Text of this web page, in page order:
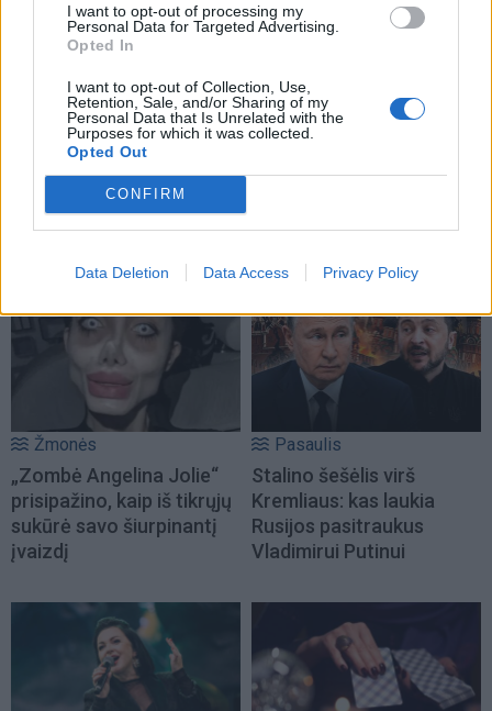
I want to opt-out of processing my
Personal Data for Targeted Advertising.
Opted In
I want to opt-out of Collection, Use,
Retention, Sale, and/or Sharing of my
Personal Data that Is Unrelated with the
Purposes for which it was collected.
Opted Out
CONFIRM
Data Deletion Data Access Privacy Policy
Žmonės
„Zombė Angelina Jolie“
prisipažino, kaip iš tikrųjų
sukūrė savo šiurpinantį
įvaizdį
Pasaulis
Stalino šešėlis virš
Kremliaus: kas laukia
Rusijos pasitraukus
Vladimirui Putinui